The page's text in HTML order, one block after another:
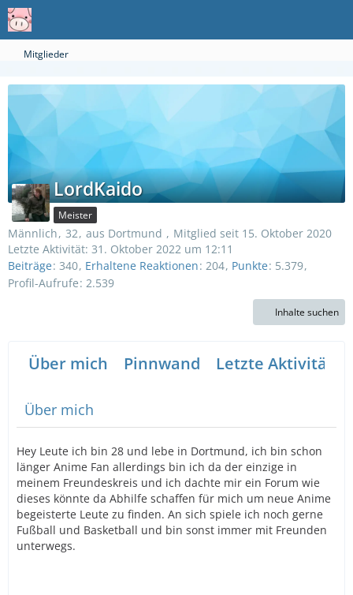
Mitglieder
LordKaido
Meister
Männlich 32 aus Dortmund
Mitglied seit 15. Oktober 2020
Letzte Aktivität: 31. Oktober 2022 um 12:11
Beiträge 340 Erhaltene Reaktionen 204 Punkte 5.379
Profil-Aufrufe 2.539
Inhalte suchen
Über mich Pinnwand Letzte Aktivitäten
Über mich
Hey Leute ich bin 28 und lebe in Dortmund, ich bin schon
länger Anime Fan allerdings bin ich da der einzige in
meinem Freundeskreis und ich dachte mir ein Forum wie
dieses könnte da Abhilfe schaffen für mich um neue Anime
begeisterte Leute zu finden. An sich spiele ich noch gerne
Fußball und Basketball und bin sonst immer mit Freunden
unterwegs.